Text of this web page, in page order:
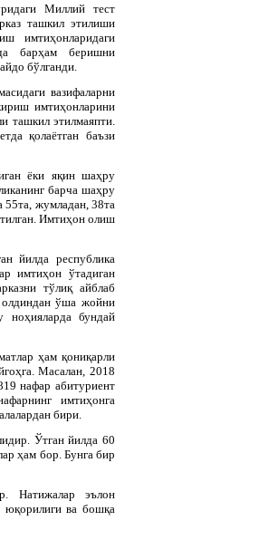
Миллий тест
ташкил этилиши
имтиҳонларидаги
барҳам беришни
бўлганди.
вазифаларни
имтиҳонларини
ташкил этилмаяпти.
қолаётган баъзи
ёки яқин шаҳру
барча шаҳру
жумладан, 38та
Имтиҳон олиш
йилда республика
имтиҳон ўтадиган
тўлиқ айблаб
олдиндан ўша жойни
ноҳияларда бундай
ҳам қониқарли
Масалан, 2018
нафар абитуриент
имтиҳонга
бири.
Ўтган йилда 60
ҳам бор. Бунга бир
Натижалар эълон
юқорилиги ва бошқа